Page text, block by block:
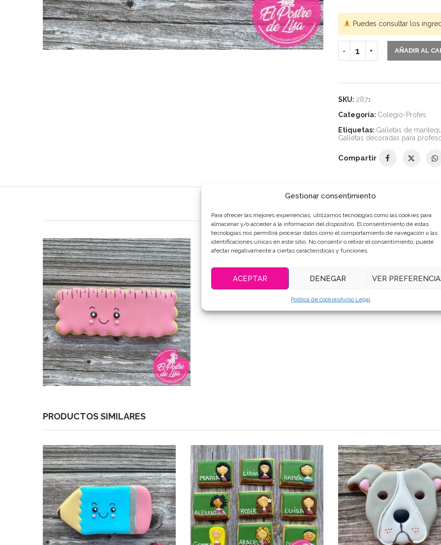
Gestionar consentimiento
Para ofrecer las mejores experiencias, utilizamos tecnologías como las cookies para
almacenar y/o acceder a la información del dispositivo. El consentimiento de estas
tecnologías nos permitirá procesar datos como el comportamiento de navegación o las
identificaciones únicas en este sitio. No consentir o retirar el consentimiento, puede
afectar negativamente a ciertas características y funciones.
ACEPTAR DENEGAR VER
Política de cookiesAviso Legal
Puedes consultar los
AÑADIR AL
SKU: 2871
Categoría: Colegio-Profes
Etiquetas: Galletas de
Galletas decoradas para
Compartir
PRODUCTOS SIMILARES